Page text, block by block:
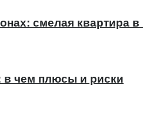
смелая квартира
в чем плюсы и риски